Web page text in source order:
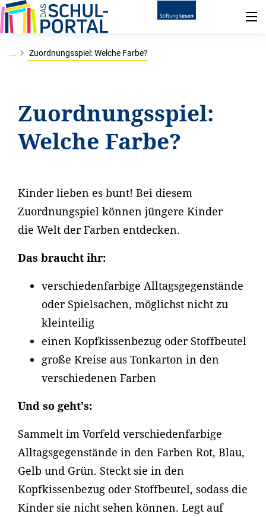
... Zuordnungsspiel: Welche Farbe?
Zuordnungsspiel:
Welche Farbe?
Kinder lieben es bunt! Bei diesem
Zuordnungspiel können jüngere Kinder
die Welt der Farben entdecken.
Das braucht ihr:
verschiedenfarbige Alltagsgegenstände
oder Spielsachen, möglichst nicht zu
kleinteilig
einen Kopfkissenbezug oder Stoffbeutel
große Kreise aus Tonkarton in den
verschiedenen Farben
Und so geht's:
Sammelt im Vorfeld verschiedenfarbige
Alltagsgegenstände in den Farben Rot, Blau,
Gelb und Grün. Steckt sie in den
Kopfkissenbezug oder Stoffbeutel, sodass die
Kinder sie nicht sehen können. Legt auf